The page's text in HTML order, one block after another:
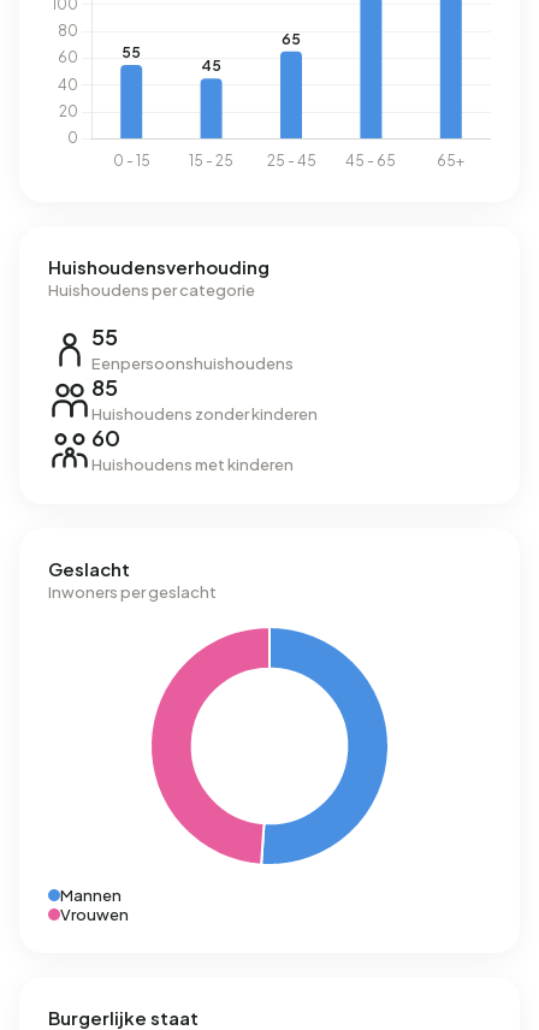
Huishoudensverhouding
Huishoudens per categorie
55
Eenpersoonshuishoudens
85
Huishoudens zonder kinderen
60
Huishoudens met kinderen
Geslacht
Inwoners per geslacht
Mannen
Vrouwen
Burgerlijke staat